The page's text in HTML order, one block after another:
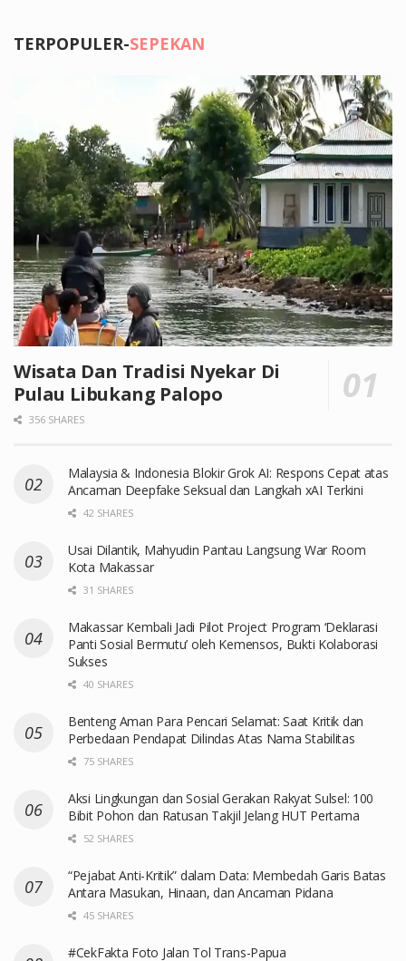
TERPOPULER-SEPEKAN
Wisata Dan Tradisi Nyekar Di
Pulau Libukang Palopo
356 SHARES
Malaysia & Indonesia Blokir Grok AI: Respons Cepat atas
Ancaman Deepfake Seksual dan Langkah xAI Terkini
42 SHARES
Usai Dilantik, Mahyudin Pantau Langsung War Room
Kota Makassar
31 SHARES
Makassar Kembali Jadi Pilot Project Program ‘Deklarasi
Panti Sosial Bermutu’ oleh Kemensos, Bukti Kolaborasi
Sukses
40 SHARES
Benteng Aman Para Pencari Selamat: Saat Kritik dan
Perbedaan Pendapat Dilindas Atas Nama Stabilitas
75 SHARES
Aksi Lingkungan dan Sosial Gerakan Rakyat Sulsel: 100
Bibit Pohon dan Ratusan Takjil Jelang HUT Pertama
52 SHARES
“Pejabat Anti-Kritik” dalam Data: Membedah Garis Batas
Antara Masukan, Hinaan, dan Ancaman Pidana
45 SHARES
#CekFakta Foto Jalan Tol Trans-Papua